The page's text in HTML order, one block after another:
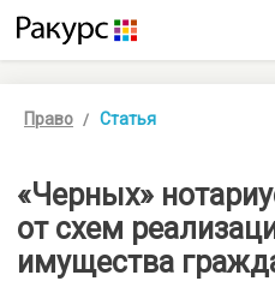
Право Статья
«Черных»
от схем
имущества